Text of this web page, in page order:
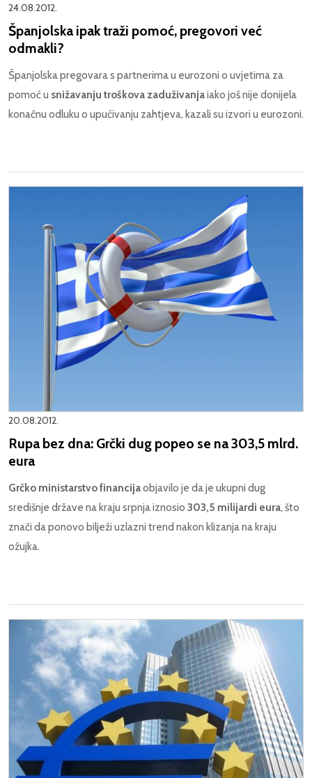
24.08.2012.
Španjolska ipak traži pomoć, pregovori već
odmakli?
Španjolska pregovara s partnerima u eurozoni o uvjetima za
pomoć u snižavanju troškova zaduživanjaiako još nije donijela
konačnu odluku o upućivanju zahtjeva, kazali su izvori u eurozoni.
20.08.2012.
Rupa bez dna: Grčki dug popeo se na 303,5 mlrd.
eura
Grčko ministarstvo financijaobjavilo je da je ukupni dug
središnje države na kraju srpnja iznosio 303,5 milijardi eura, što
znači da ponovo bilježi uzlazni trend nakon klizanja na kraju
ožujka.